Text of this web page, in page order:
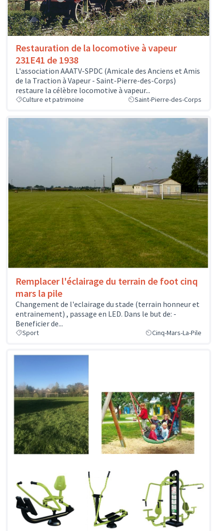
Restauration de la locomotive à vapeur
231E41 de 1938
L'association AAATV-SPDC (Amicale des Anciens et Amis
de la Traction à Vapeur - Saint-Pierre-des-Corps)
restaure la célèbre locomotive à vapeur...
Culture et patrimoine Saint-Pierre-des-Corps
Remplacer l'éclairage du terrain de foot cinq
mars la pile
Changement de l'eclairage du stade (terrain honneur et
entrainement) , passage en LED. Dans le but de: -
Beneficier de...
Sport Cinq-Mars-La-Pile